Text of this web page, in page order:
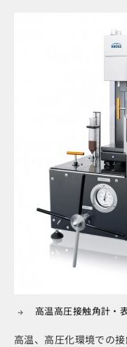
高温高圧接触角計・
高温、高圧化環境での